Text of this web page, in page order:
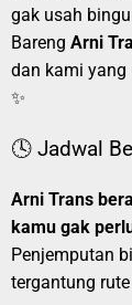
gak usah
Bareng Arni
dan kami yang
✨
🕓 Jadwal
Arni Trans
kamu gak
Penjemputan
tergantung